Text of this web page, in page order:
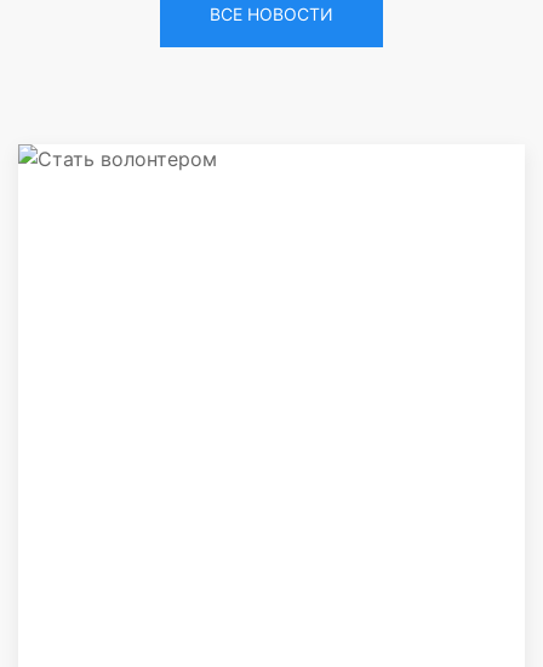
ВСЕ НОВОСТИ